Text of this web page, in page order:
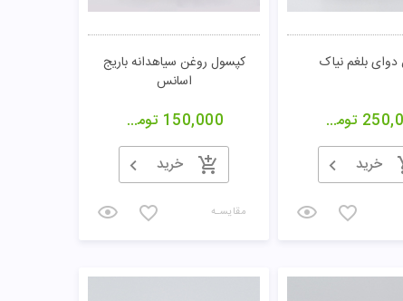
بلغم نیاک
تومان
خرید
کپسول روغن سیاهدانه باریج
اسانس
150,000 تومان
خرید
مقایسـه